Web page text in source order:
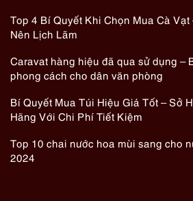
Top 4 Bí Quyết Khi Chọn Mua Cà
Nên Lịch Lãm
Caravat hàng hiệu đã qua sử dụng –
phong cách cho dân văn phòng
Bí Quyết Mua Túi Hiệu Giá Tốt – Sở
Hãng Với Chi Phí Tiết Kiệm
Top 10 chai nước hoa mùi sang cho
2024